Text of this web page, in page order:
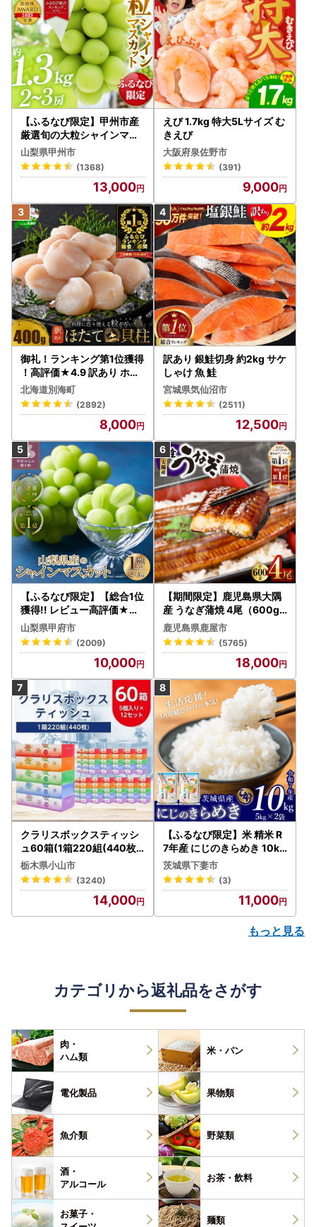
【ふるなび限定】甲州市産
厳選旬の大粒シャインマス
カット 約1.3kg 2～3房【2
026年発送】（MG）B12-
472 FN-Limited-VO シャ
インマスカット フルーツ
山梨県甲州市
(1368)
13,000
えび 1.7kg 特大5Lサイズ む
きえび
大阪府泉佐野市
(391)
9,000
御礼！ランキング第1位獲得
！高評価★4.9 訳あり ホタ
テ 400g（ほたて 帆立 貝柱
冷凍 ）
北海道別海町
(2892)
8,000
訳あり 銀鮭切身 約2kg サケ
しゃけ 魚 鮭
宮城県気仙沼市
(2511)
12,500
【ふるなび限定】【総合1位
獲得!! レビュー高評価★】
〈2026年度配送分〉山梨
県産 シャインマスカット 2
～3房（1.0kg以上）シャイ
ン フルーツ FN-Limited-S
P
山梨県甲府市
(2009)
10,000
【期間限定】鹿児島県大隅
産 うなぎ蒲焼 4尾（600g
） KN007-004-04-cp18
うなぎ 鰻 魚 惣菜 総菜
鹿児島県鹿屋市
(5765)
18,000
クラリスボックスティッシ
ュ60箱(1箱220組(440枚))
(5個入り×12セット)【配送
不可地域：離島・沖縄県】
【1256759】
栃木県小山市
(3240)
14,000
【ふるなび限定】米 精米 R
7年産 にじのきらめき 10kg
10月 FN-Limited-PR
茨城県下妻市
(3)
11,000
もっと見る
カテゴリから返礼品をさがす
肉・
ハム類
米・パン
電化製品 果物類
魚介類 野菜類
酒・
アルコール
お茶・ 飲料
お菓子・
麺類